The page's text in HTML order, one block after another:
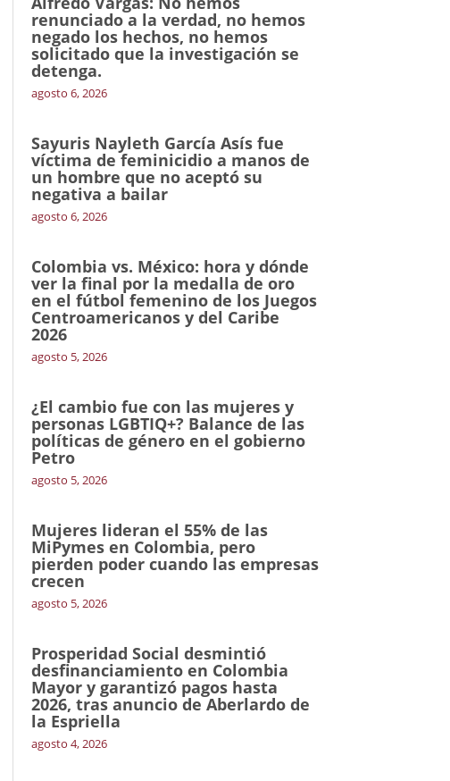
renunciado a la verdad, no hemos
negado los hechos, no hemos
solicitado que la investigación se
detenga.
agosto 6, 2026
Sayuris Nayleth García Asís fue
víctima de feminicidio a manos de
un hombre que no aceptó su
negativa a bailar
agosto 6, 2026
Colombia vs. México: hora y dónde
ver la final por la medalla de oro
en el fútbol femenino de los Juegos
Centroamericanos y del Caribe
2026
agosto 5, 2026
¿El cambio fue con las mujeres y
personas LGBTIQ+? Balance de las
políticas de género en el gobierno
Petro
agosto 5, 2026
Mujeres lideran el 55% de las
MiPymes en Colombia, pero
pierden poder cuando las empresas
crecen
agosto 5, 2026
Prosperidad Social desmintió
desfinanciamiento en Colombia
Mayor y garantizó pagos hasta
2026, tras anuncio de Aberlardo de
la Espriella
agosto 4, 2026